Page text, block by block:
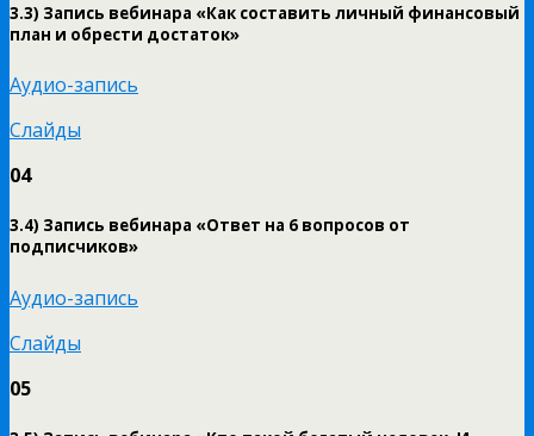
3.3) Запись вебинара «Как составить личный финансовый
план и обрести достаток»
Аудио-запись
Слайды
04
3.4) Запись вебинара «Ответ на 6 вопросов от
подписчиков»
Аудио-запись
Слайды
05